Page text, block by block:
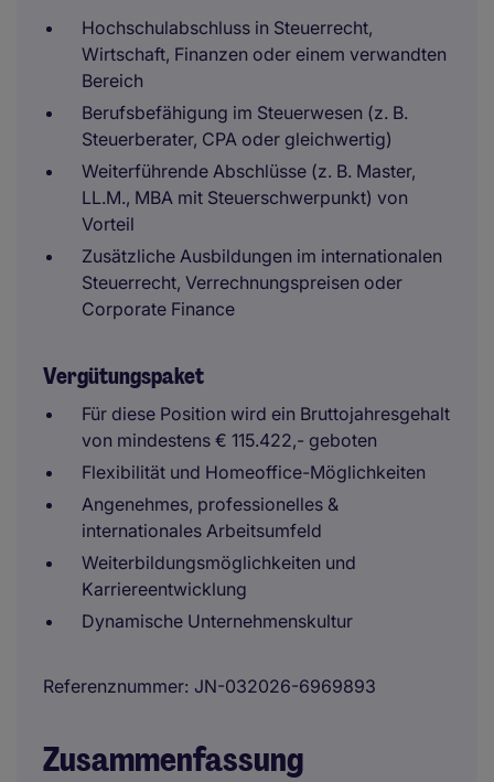
Hochschulabschluss in Steuerrecht,
Wirtschaft, Finanzen oder einem verwandten
Bereich
Berufsbefähigung im Steuerwesen (z. B.
Steuerberater, CPA oder gleichwertig)
Weiterführende Abschlüsse (z. B. Master,
LL.M., MBA mit Steuerschwerpunkt) von
Vorteil
Zusätzliche Ausbildungen im internationalen
Steuerrecht, Verrechnungspreisen oder
Corporate Finance
Vergütungspaket
Für diese Position wird ein Bruttojahresgehalt
von mindestens € 115.422,- geboten
Flexibilität und Homeoffice-Möglichkeiten
Angenehmes, professionelles &
internationales Arbeitsumfeld
Weiterbildungsmöglichkeiten und
Karriereentwicklung
Dynamische Unternehmenskultur
Referenznummer JN-032026-6969893
Zusammenfassung